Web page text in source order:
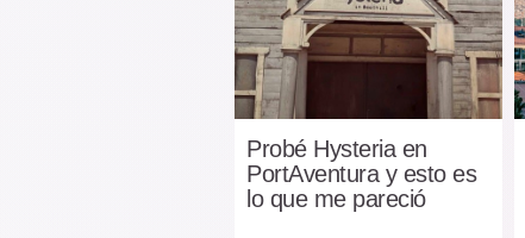
Probé Hysteria en
PortAventura y esto es
lo que me pareció